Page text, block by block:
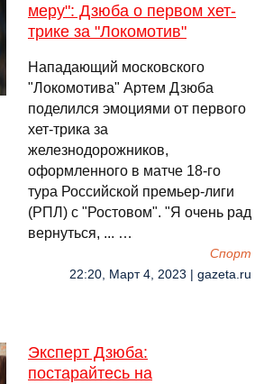
меру": Дзюба о первом хет-
трике за "Локомотив"
Нападающий московского
"Локомотива" Артем Дзюба
поделился эмоциями от первого
хет-трика за
железнодорожников,
оформленного в матче 18-го
тура Российской премьер-лиги
(РПЛ) с "Ростовом". "Я очень рад
вернуться, ... …
Спорт
22:20, Март 4, 2023 | gazeta.ru
Эксперт Дзюба:
постарайтесь на